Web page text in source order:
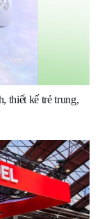
thiết kế trẻ trung,